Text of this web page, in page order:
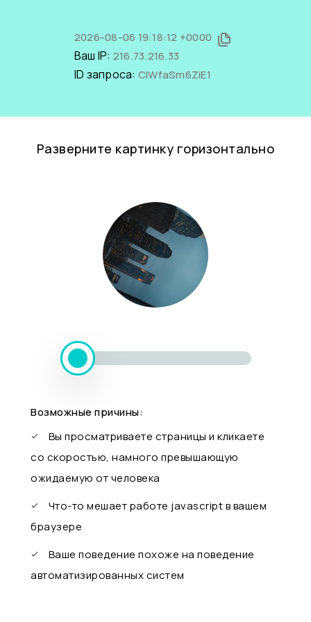
2026-08-06 19:18:12 +0000
Ваш IP: 216.73.216.33
ID запроса: CIWfaSm6ZiE1
Разверните картинку горизонтально
Возможные причины:
Вы просматриваете страницы и кликаете
со скоростью, намного превышающую
ожидаемую от человека
Что-то мешает работе javascript в вашем
браузере
Ваше поведение похоже на поведение
автоматизированных систем